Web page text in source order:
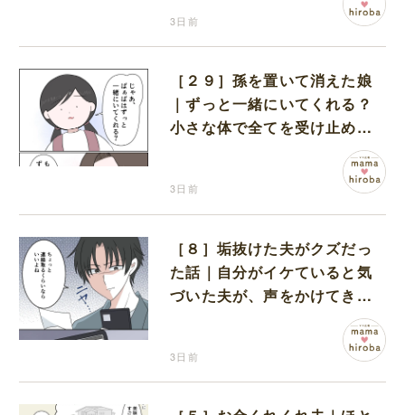
3日前
［２９］孫を置いて消えた娘
｜ずっと一緒にいてくれる？
小さな体で全てを受け止める
3日前
［８］垢抜けた夫がクズだっ
た話｜自分がイケていると気
づいた夫が、声をかけてきた
女性達と交流を持ち始める
3日前